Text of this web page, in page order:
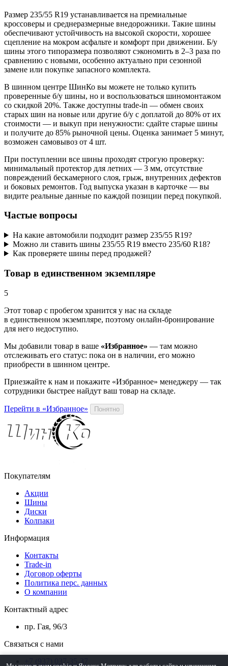
Размер 235/55 R19 устанавливается на премиальные
кроссоверы и среднеразмерные внедорожники. Такие шины
обеспечивают устойчивость на высокой скорости, хорошее
сцепление на мокром асфальте и комфорт при движении. Б/у
шины этого типоразмера позволяют сэкономить в 2–3 раза по
сравнению с новыми, особенно актуально при сезонной
замене или покупке запасного комплекта.
В шинном центре ШинКо вы можете не только купить
проверенные б/у шины, но и воспользоваться шиномонтажом
со скидкой 20%. Также доступны trade-in — обмен своих
старых шин на новые или другие б/у с доплатой до 80% от их
стоимости — и выкуп при ненужности: сдайте старые шины
и получите до 85% рыночной цены. Оценка занимает 5 минут,
возможен самовывоз от 4 шт.
При поступлении все шины проходят строгую проверку:
минимальный протектор для летних — 3 мм, отсутствие
повреждений бескамерного слоя, грыж, внутренних дефектов
и боковых ремонтов. Год выпуска указан в карточке — вы
видите реальные данные по каждой позиции перед покупкой.
Частые вопросы
На какие автомобили подходит размер 235/55 R19?
Можно ли ставить шины 235/55 R19 вместо 235/60 R18?
Как проверяете шины перед продажей?
Товар в единственном экземпляре
5
Этот товар с пробегом хранится у нас на складе
в единственном экземпляре, поэтому онлайн-бронирование
для него недоступно.
Мы добавили товар в ваше «Избранное» — там можно
отслеживать его статус: пока он в наличии, его можно
приобрести в шинном центре.
Приезжайте к нам и покажите «Избранное» менеджеру — так
сотрудники быстрее найдут ваш товар на складе.
Перейти в «Избранное» Понятно
Покупателям
Акции
Шины
Диски
Колпаки
Информация
Контакты
Trade-in
Договор оферты
Политика перс. данных
О компании
Контактный адрес
пр. Гая, 96/3
Связаться с нами